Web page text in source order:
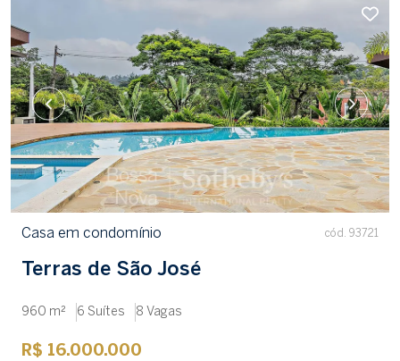
Casa em condomínio cód. 93721
Terras de São José
960 m² 6 Suítes 8 Vagas
R$ 16.000.000